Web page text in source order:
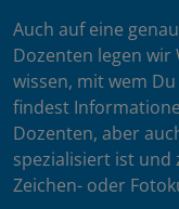
Auch auf eine
Dozenten legen wir
wissen, mit wem
findest
Dozenten, aber
spezialisiert ist und
Zeichen- oder